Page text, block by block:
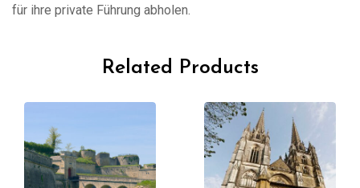
für ihre private Führung abholen.
Related Products